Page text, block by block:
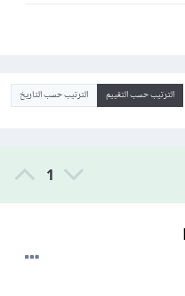
الترتيب حسب التقييم الترتيب حسب التاريخ
1